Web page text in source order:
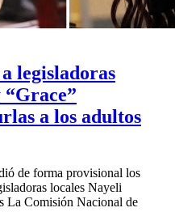
legisladoras
a los adultos
de forma provisional los
locales Nayeli
La Comisión Nacional de